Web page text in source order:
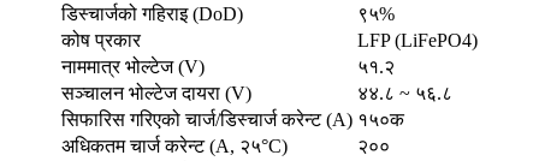
डिस्चार्जको गहिराइ (DoD)
९५%
कोष प्रकार
LFP (LiFePO4)
नाममात्र भोल्टेज (V)
५१.२
सञ्चालन भोल्टेज दायरा (V)
४४.८ ~ ५६.८
सिफारिस गरिएको चार्ज/डिस्चार्ज करेन्ट (A) १५०क
अधिकतम चार्ज करेन्ट (A, २५°C)
२००